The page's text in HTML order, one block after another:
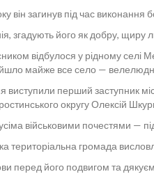
він загинув під час
згадують його як добру,
відбулося у рідному селі
майже все село — велелюдна
виступили перший заступник
округу Олексій
військовими почестями —
територіальна громада
перед його подвигом та